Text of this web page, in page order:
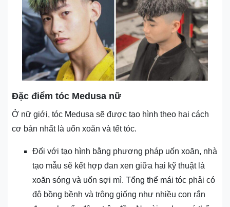
Đặc điểm tóc Medusa nữ
Ở nữ giới, tóc Medusa sẽ được tạo hình theo hai cách
cơ bản nhất là uốn xoăn và tết tóc.
Đối với tạo hình bằng phương pháp uốn xoăn, nhà
tạo mẫu sẽ kết hợp đan xen giữa hai kỹ thuật là
xoăn sóng và uốn sợi mì. Tổng thể mái tóc phải có
độ bồng bềnh và trông giống như nhiều con rắn